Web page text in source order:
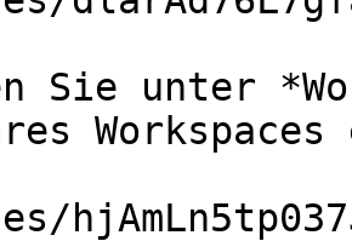
Sie unter